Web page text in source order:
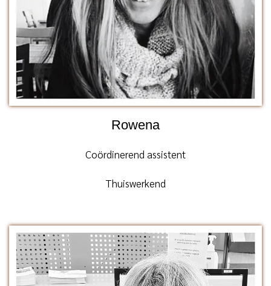
Rowena
Coördinerend assistent
Thuiswerkend